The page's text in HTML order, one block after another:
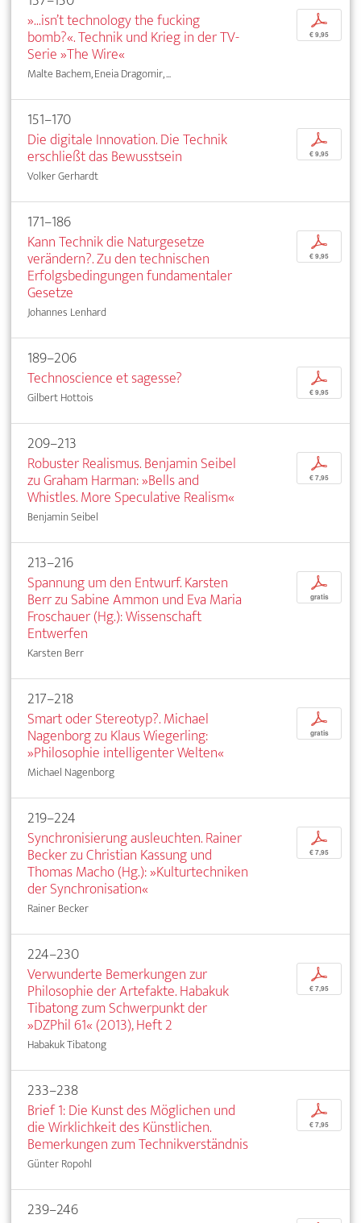
»...isn’t technology the fucking
bomb?«. Technik und Krieg in der TV-
Serie »The Wire«
Malte Bachem, Eneia Dragomir, ...
p
€ 9,95
151–170
Die digitale Innovation. Die Technik
erschließt das Bewusstsein
Volker Gerhardt
p
€ 9,95
171–186
Kann Technik die Naturgesetze
verändern?. Zu den technischen
Erfolgsbedingungen fundamentaler
Gesetze
Johannes Lenhard
p
€ 9,95
189–206
Technoscience et sagesse?
Gilbert Hottois
p
€ 9,95
209–213
Robuster Realismus. Benjamin Seibel
zu Graham Harman: »Bells and
Whistles. More Speculative Realism«
Benjamin Seibel
p
€ 7,95
213–216
Spannung um den Entwurf. Karsten
Berr zu Sabine Ammon und Eva Maria
Froschauer (Hg.): Wissenschaft
Entwerfen
Karsten Berr
p
gratis
217–218
Smart oder Stereotyp?. Michael
Nagenborg zu Klaus Wiegerling:
»Philosophie intelligenter Welten«
Michael Nagenborg
p
gratis
219–224
Synchronisierung ausleuchten. Rainer
Becker zu Christian Kassung und
Thomas Macho (Hg.): »Kulturtechniken
der Synchronisation«
Rainer Becker
p
€ 7,95
224–230
Verwunderte Bemerkungen zur
Philosophie der Artefakte. Habakuk
Tibatong zum Schwerpunkt der
»DZPhil 61« (2013), Heft 2
Habakuk Tibatong
p
€ 7,95
233–238
Brief 1: Die Kunst des Möglichen und
die Wirklichkeit des Künstlichen.
Bemerkungen zum Technikverständnis
Günter Ropohl
p
€ 7,95
239–246